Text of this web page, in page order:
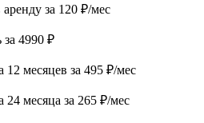
за 120 ₽/мес
4990 ₽
12 месяцев за 495 ₽/мес
24 месяца за 265 ₽/мес